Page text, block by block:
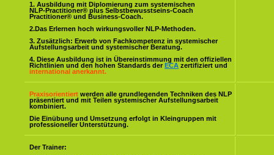
1. Ausbildung mit Diplomierung zum systemischen
NLP-Practitioner® plus Selbstbewusstseins-Coach
Practitioner® und Business-Coach.
2.Das Erlernen hoch wirkungsvoller NLP-Methoden.
3. Zusätzlich: Erwerb von Fachkompetenz in systemischer
Aufstellungsarbeit und systemischer Beratung.
4. Diese Ausbildung ist in Übereinstimmung mit den offiziellen
Richtlinien und den hohen Standards der ECA zertifiziert und
international anerkannt.
Praxisorientiert werden alle grundlegenden Techniken des NLP
präsentiert und mit Teilen systemischer Aufstellungsarbeit
kombiniert.
Die Einübung und Umsetzung erfolgt in Kleingruppen mit
professioneller Unterstützung.
Der Trainer: